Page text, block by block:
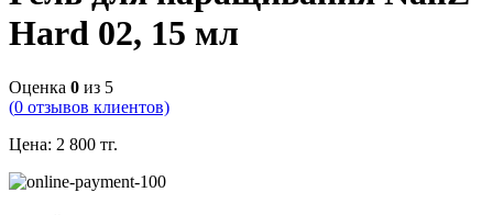
Hard 02, 15 мл
Оценка 0 из 5
(0 отзывов клиентов)
Цена: 2 800 тг.